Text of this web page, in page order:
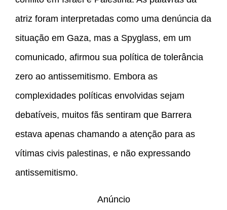
atriz foram interpretadas como uma denúncia da
situação em Gaza, mas a Spyglass, em um
comunicado, afirmou sua política de tolerância
zero ao antissemitismo. Embora as
complexidades políticas envolvidas sejam
debatíveis, muitos fãs sentiram que Barrera
estava apenas chamando a atenção para as
vítimas civis palestinas, e não expressando
antissemitismo.
Anúncio